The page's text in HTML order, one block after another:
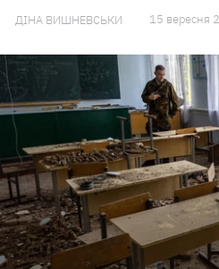
ДІНА ВИШНЕВСЬКИ 15 вересня